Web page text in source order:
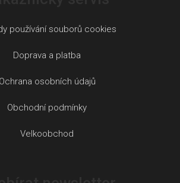
používání souborů cookies
Doprava a platba
Ochrana osobních údajů
Obchodní podmínky
Velkoobchod